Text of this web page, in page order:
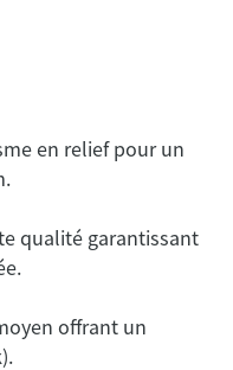
en relief pour un
qualité garantissant
offrant un